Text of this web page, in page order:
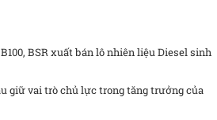
BSR xuất bán lô nhiên liệu Diesel sinh
giữ vai trò chủ lực trong tăng trưởng của